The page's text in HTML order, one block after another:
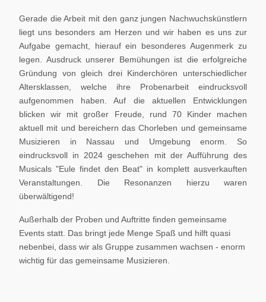
Gerade die Arbeit mit den ganz jungen Nachwuchskünstlern
liegt uns besonders am Herzen und wir haben es uns zur
Aufgabe gemacht, hierauf ein besonderes Augenmerk zu
legen. Ausdruck unserer Bemühungen ist die erfolgreiche
Gründung von gleich drei Kinderchören unterschiedlicher
Altersklassen, welche ihre Probenarbeit eindrucksvoll
aufgenommen haben. Auf die aktuellen Entwicklungen
blicken wir mit großer Freude, rund 70 Kinder machen
aktuell mit und bereichern das Chorleben und gemeinsame
Musizieren in Nassau und Umgebung enorm. So
eindrucksvoll in 2024 geschehen mit der Aufführung des
Musicals "Eule findet den Beat" in komplett ausverkauften
Veranstaltungen. Die Resonanzen hierzu waren
überwältigend!
Außerhalb der Proben und Auftritte finden gemeinsame
Events statt. Das bringt jede Menge Spaß und hilft quasi
nebenbei, dass wir als Gruppe zusammen wachsen - enorm
wichtig für das gemeinsame Musizieren.